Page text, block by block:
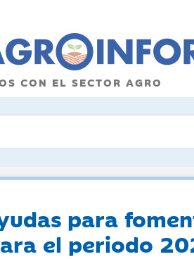
CON EL SECTOR AGRO
para
el periodo